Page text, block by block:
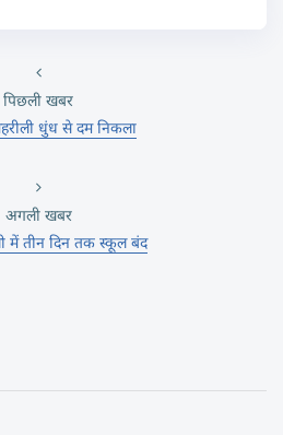
पिछली खबर
धुंध से दम निकला
अगली खबर
में तीन दिन तक स्कूल बंद